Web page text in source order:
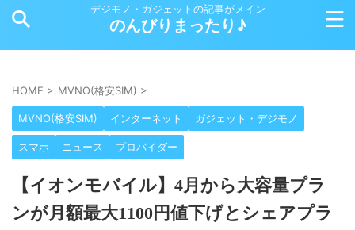
デジモノ・ガジェットの記事がメイン
のんびりまったり♪
HOME > MVNO(格安SIM) >
MVNO(格安SIM) インターネット ガジェット・デジモノ
スマホ ニュース プロバイダー
【イオンモバイル】4月から大容量プラ
ンが月額最大1100円値下げとシェアプラ